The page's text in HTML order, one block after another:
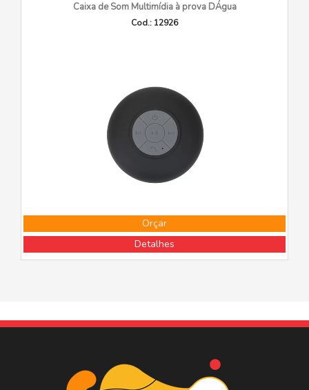
Caixa de Som Multimídia à prova DÁgua
Cod.: 12926
Orçar
Detalhes